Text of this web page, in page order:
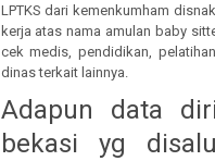
LPTKS dari kemenkumham
kerja atas nama amulan baby
cek medis, pendidikan,
dinas terkait lainnya.
Adapun data
bekasi yg